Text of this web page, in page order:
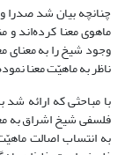
چنانچه بیان شد صدرا
ماهوی معنا کرده‌اند و
وجود شیخ را به معنای
ناظر به ماهیّت معنا
با مباحثی که ارائه
فلسفی شیخ اشراق به
به انتساب اصالت